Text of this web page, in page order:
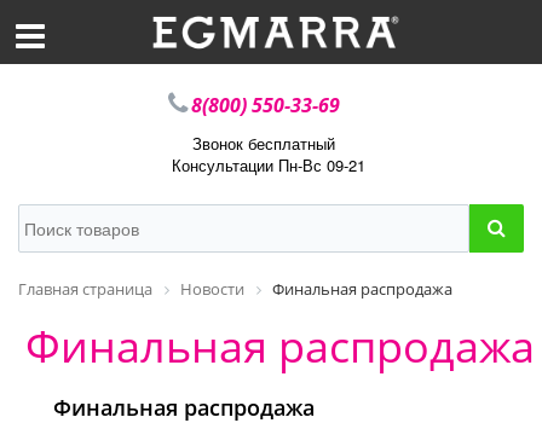
8(800) 550-33-69
Звонок бесплатный
Консультации Пн-Вс 09-21
Главная страница Новости Финальная распродажа
Финальная распродажа
Финальная распродажа